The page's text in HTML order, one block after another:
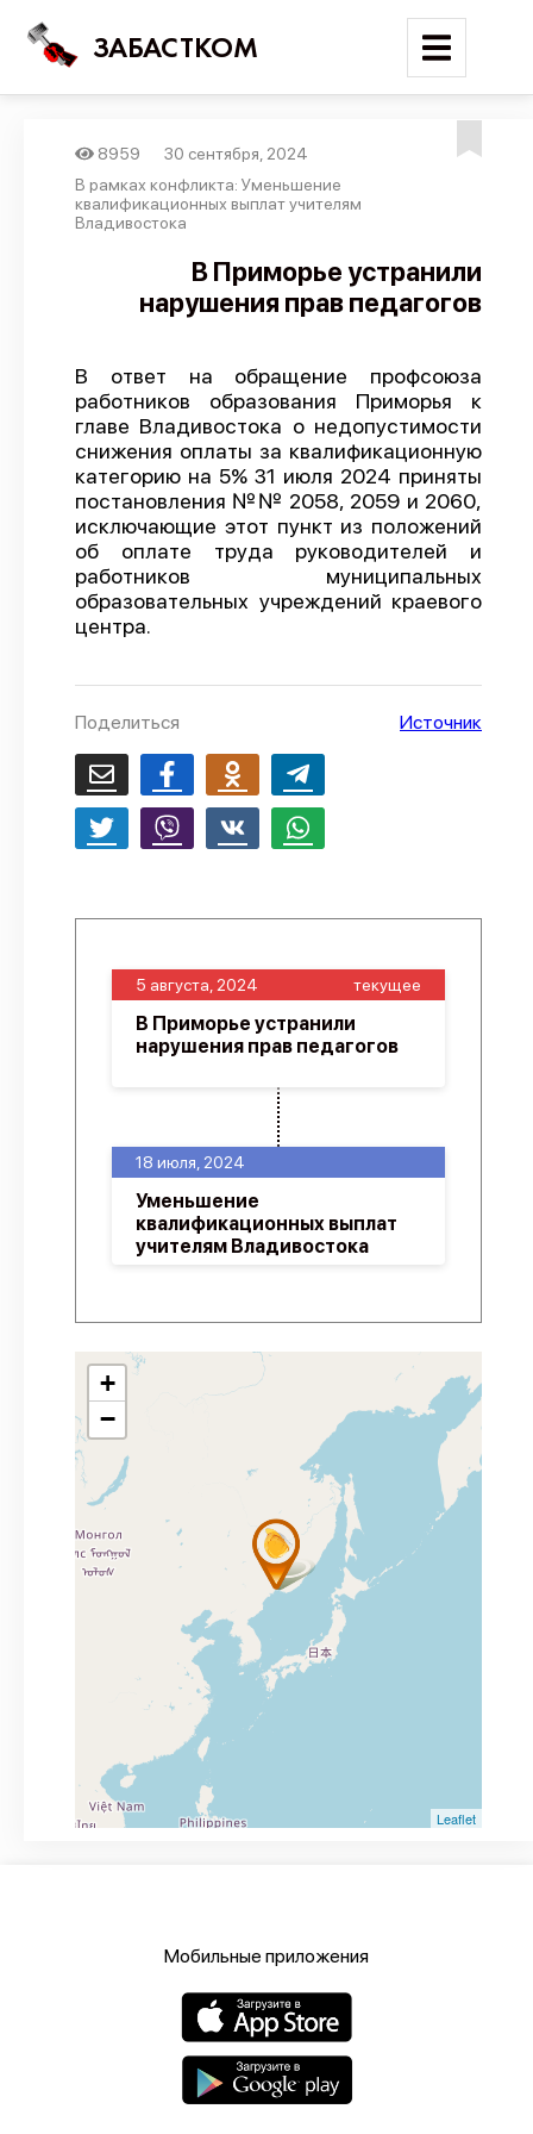
ЗАБАСТКОМ
Войти
Новости
Карта событий
Трудовые конфликты
Отчеты
Предложить публикацию
Справочник
API
О проекте
Политика конфиденциальности
8959
30 сентября, 2024
В рамках конфликта: Уменьшение
квалификационных выплат учителям
Владивостока
В Приморье устранили
нарушения прав педагогов
В ответ на обращение профсоюза
работников образования Приморья к
главе Владивостока о недопустимости
снижения оплаты за квалификационную
категорию на 5% 31 июля 2024 приняты
постановления №№ 2058, 2059 и 2060,
исключающие этот пункт из положений
об оплате труда руководителей и
работников муниципальных
образовательных учреждений краевого
центра.
Поделиться Источник
18 июля, 2024
Уменьшение
квалификационных выплат
учителям Владивостока
5 августа, 2024 текущее
В Приморье устранили
нарушения прав педагогов
+
−
Leaflet
Мобильные приложения